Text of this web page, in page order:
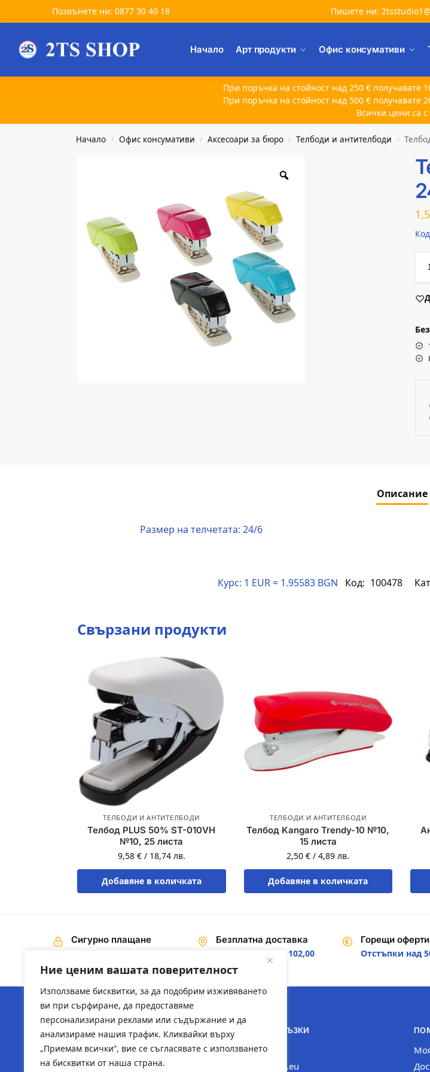
Ние ценим вашата поверителност
Използваме бисквитки, за да подобрим изживяването
ви при сърфиране, да предоставяме
персонализирани реклами или съдържание и да
анализираме нашия трафик. Кликвайки върху
„Приемам всички“, вие се съгласявате с използването
на бисквитки от наша страна.
Позвънете ни: 0877 30 40 18 Пишете ни:
Начало Арт продукти Офис консумативи
Търсене
При поръчка на стойност над 250 € получавате
При поръчка на стойност над 500 € получавате
Всички цени са
Начало / Офис консумативи / Аксесоари за бюро / Телбоди и антителбоди /
Описание
Размер на телчетата: 24/6
Курс: 1 EUR = 1.95583 BGN Код: 100478
Свързани продукти
ТЕЛБОДИ И АНТИТЕЛБОДИ
Телбод PLUS 50% ST-010VH
№10, 25 листа
9,58 € / 18,74 лв.
Добавяне в количката
ТЕЛБОДИ И АНТИТЕЛБОДИ
Телбод Kangaro Trendy-10 №10,
15 листа
2,50€ /4,89лв.
Добавяне в количката
Сигурно плащане
Безплатна доставка
На поръчки над 102,00
€ / 200,00 лв.
Горещи оферти
Отстъпки над
За компанията
ПОЛЕЗНИ ВРЪЗКИ
2ts-bg.com
sysadmin-bg.eu